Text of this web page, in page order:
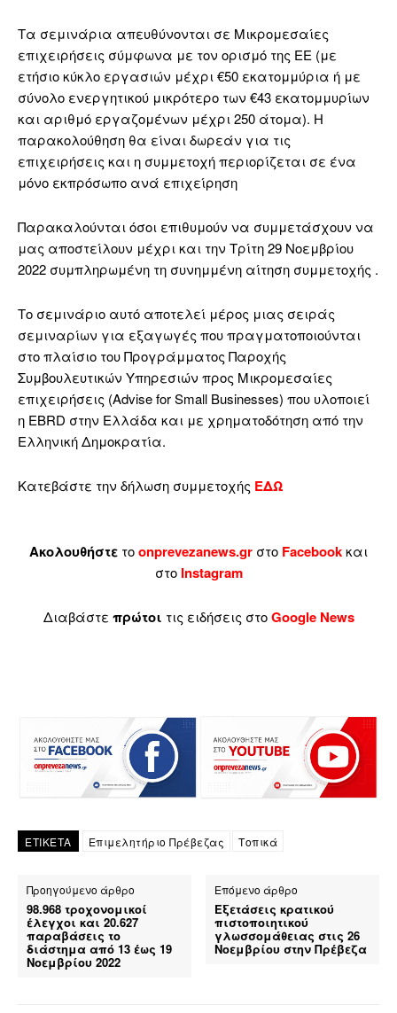
Τα σεμινάρια απευθύνονται σε Μικρομεσαίες
επιχειρήσεις σύμφωνα με τον ορισμό της ΕΕ (με
ετήσιο κύκλο εργασιών μέχρι €50 εκατομμύρια ή με
σύνολο ενεργητικού μικρότερο των €43 εκατομμυρίων
και αριθμό εργαζομένων μέχρι 250 άτομα). Η
παρακολούθηση θα είναι δωρεάν για τις
επιχειρήσεις και η συμμετοχή περιορίζεται σε ένα
μόνο εκπρόσωπο ανά επιχείρηση
Παρακαλούνται όσοι επιθυμούν να συμμετάσχουν να
μας αποστείλουν μέχρι και την Τρίτη 29 Νοεμβρίου
2022 συμπληρωμένη τη συνημμένη αίτηση συμμετοχής .
Το σεμινάριο αυτό αποτελεί μέρος μιας σειράς
σεμιναρίων για εξαγωγές που πραγματοποιούνται
στο πλαίσιο του Προγράμματος Παροχής
Συμβουλευτικών Υπηρεσιών προς Μικρομεσαίες
επιχειρήσεις (Advise for Small Businesses) που υλοποιεί
η EBRD στην Ελλάδα και με χρηματοδότηση από την
Ελληνική Δημοκρατία.
Κατεβάστε την δήλωση συμμετοχής ΕΔΩ
Ακολουθήστε τοonprevezanews.gr στο Facebookκαι
στο Instagram
Διαβάστε πρώτοι τις ειδήσεις στοGoogle News
ΕΤΙΚΕΤΑ Επιμελητήριο Πρέβεζας Τοπικά
Προηγούμενο άρθρο
98.968 τροχονομικοί
έλεγχοι και 20.627
παραβάσεις το
διάστημα από 13 έως 19
Νοεμβρίου 2022
Επόμενο άρθρο
Εξετάσεις κρατικού
πιστοποιητικού
γλωσσομάθειας στις 26
Νοεμβρίου στην Πρέβεζα